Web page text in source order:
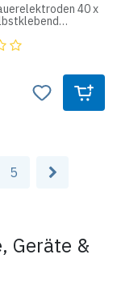
40 x
5
Geräte &